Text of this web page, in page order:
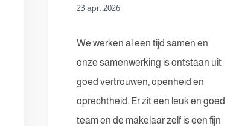
23 apr. 2026
We werken al een tijd samen en
onze samenwerking is ontstaan uit
goed vertrouwen, openheid en
oprechtheid. Er zit een leuk en goed
team en de makelaar zelf is een fijn